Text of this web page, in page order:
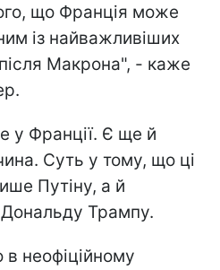
що Франція може
із найважливіших
Макрона", - каже
у Франції. Є ще й
Суть у тому, що ці
Путіну, а й
Трампу.
неофіційному